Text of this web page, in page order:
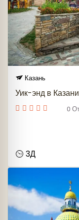
Казань
Уик-энд в
0
3Д